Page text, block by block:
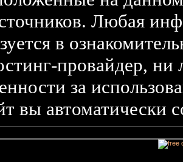
Любая информация представленная здесь,
в
провайдер,
за
вы автоматически